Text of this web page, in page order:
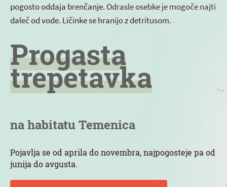
pogosto oddaja brenčanje. Odrasle osebke je mogoče najti
daleč od vode. Ličinke se hranijo z detritusom.
Progasta
trepetavka
na habitatu Temenica
Pojavlja se od aprila do novembra, najpogosteje pa od
junija do avgusta.